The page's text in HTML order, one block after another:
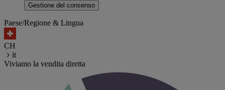
Gestione del consenso
Paese/Regione & Lingua
CH
it
Viviamo la vendita diretta